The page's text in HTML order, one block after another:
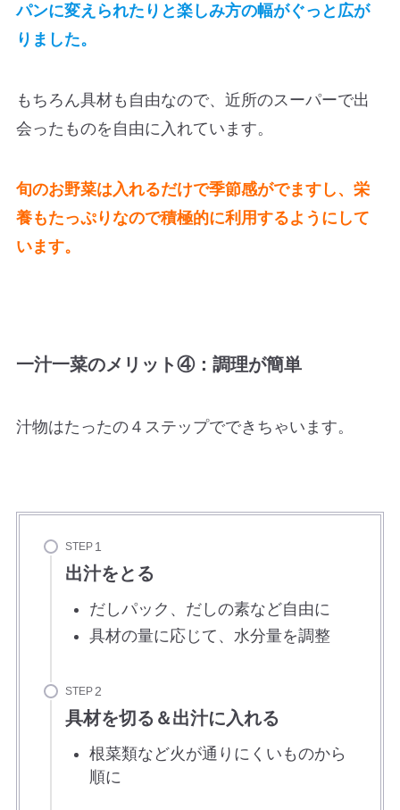
パンに変えられたりと楽しみ方の幅がぐっと広が
りました。
もちろん具材も自由なので、近所のスーパーで出
会ったものを自由に入れています。
旬のお野菜は入れるだけで季節感がでますし、栄
養もたっぷりなので積極的に利用するようにして
います。
一汁一菜のメリット④：調理が簡単
汁物はたったの４ステップでできちゃいます。
STEP
出汁をとる
だしパック、だしの素など自由に
具材の量に応じて、水分量を調整
STEP
具材を切る＆出汁に入れる
根菜類など火が通りにくいものから
順に